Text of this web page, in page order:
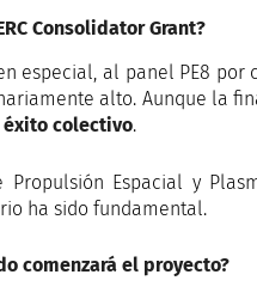
Consolidator Grant?
especial, al panel PE8 por
alto. Aunque la
éxito colectivo.
Espacial y
ha sido fundamental.
comenzará el proyecto?